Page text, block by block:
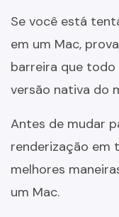
Se você está
em um Mac,
barreira que todo
versão nativa do
Antes de mudar
renderização em
melhores
um Mac.